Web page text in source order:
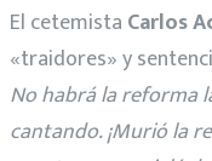
El cetemista Carlos
«traidores» y
No habrá la reforma
cantando. ¡Murió la